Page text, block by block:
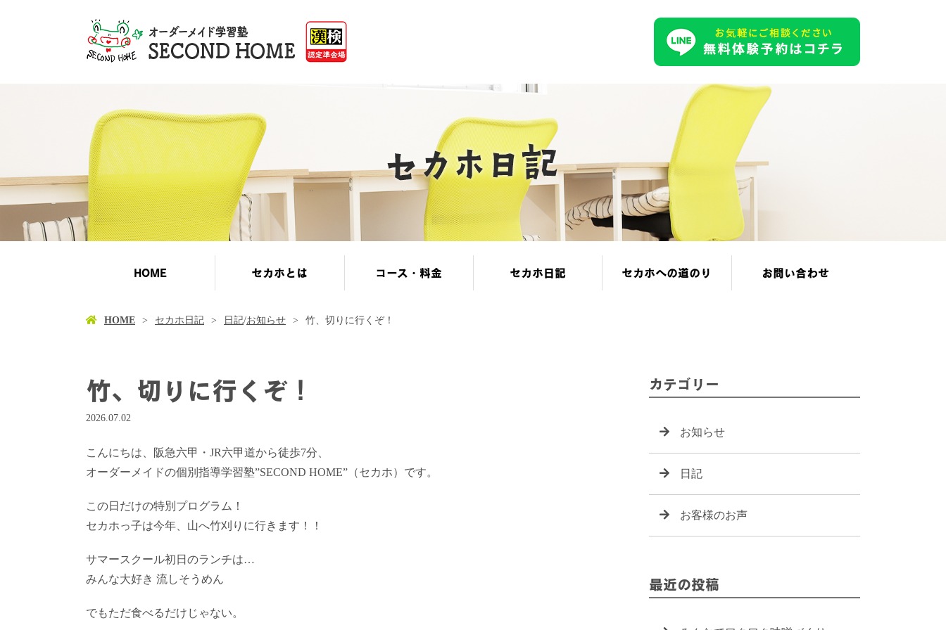
HOME セカホとは コース・料金 セカホ日記 セカホへの道のり お問い合わせ
HOME セカホ日記 日記/お知らせ 竹、切りに行くぞ！
竹、切りに行くぞ！
2026.07.02
こんにちは、阪急六甲・JR六甲道から徒歩7分、
オーダーメイドの個別指導学習塾”SECOND HOME”（セカホ）です。
この日だけの特別プログラム！
セカホっ子は今年、山へ竹刈りに行きます！！
サマースクール初日のランチは…
みんな大好き 流しそうめん
でもただ食べるだけじゃない。
カテゴリー
お知らせ
日記
お客様のお声
最近の投稿